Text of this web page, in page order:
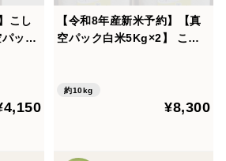
量が多い」
こし
ッ
アな
られざ
【令和8年産新米予約】【真
空パック白米5Kg×2】 こし
ていないけどけっこうファン
約10kg
¥8,300